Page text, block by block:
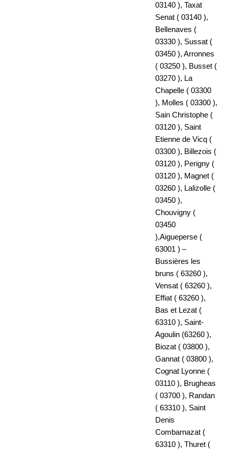
03140 ), Taxat
Senat ( 03140 ),
Bellenaves (
03330 ), Sussat (
03450 ), Arronnes
( 03250 ), Busset (
03270 ), La
Chapelle ( 03300
), Molles ( 03300 ),
Sain Christophe (
03120 ), Saint
Etienne de Vicq (
03300 ), Billezois (
03120 ), Perigny (
03120 ), Magnet (
03260 ), Lalizolle (
03450 ),
Chouvigny (
03450
),Aigueperse (
63001 ) –
Bussières les
bruns ( 63260 ),
Vensat ( 63260 ),
Effiat ( 63260 ),
Bas et Lezat (
63310 ), Saint-
Agoulin (63260 ),
Biozat ( 03800 ),
Gannat ( 03800 ),
Cognat Lyonne (
03110 ), Brugheas
( 03700 ), Randan
( 63310 ), Saint
Denis
Combarnazat (
63310 ), Thuret (